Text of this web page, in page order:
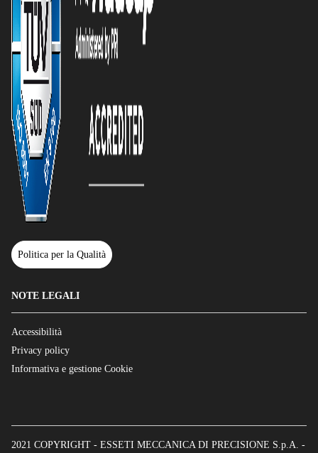
Politica per la Qualità
NOTE LEGALI
Accessibilità
Privacy policy
Informativa e gestione Cookie
2021 COPYRIGHT - ESSETI MECCANICA DI PRECISIONE S.p.A. -